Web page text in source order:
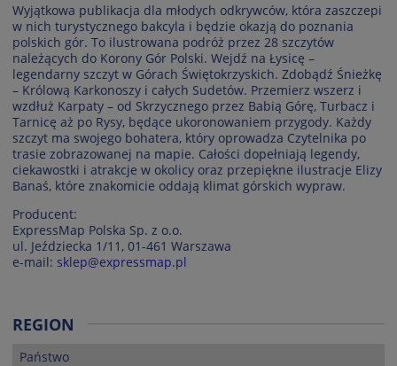
Wyjątkowa publikacja dla młodych odkrywców, która zaszczepi
w nich turystycznego bakcyla i będzie okazją do poznania
polskich gór. To ilustrowana podróż przez 28 szczytów
należących do Korony Gór Polski. Wejdź na Łysicę –
legendarny szczyt w Górach Świętokrzyskich. Zdobądź Śnieżkę
– Królową Karkonoszy i całych Sudetów. Przemierz wszerz i
wzdłuż Karpaty – od Skrzycznego przez Babią Górę, Turbacz i
Tarnicę aż po Rysy, będące ukoronowaniem przygody. Każdy
szczyt ma swojego bohatera, który oprowadza Czytelnika po
trasie zobrazowanej na mapie. Całości dopełniają legendy,
ciekawostki i atrakcje w okolicy oraz przepiękne ilustracje Elizy
Banaś, które znakomicie oddają klimat górskich wypraw.
Producent:
ExpressMap Polska Sp. z o.o.
ul. Jeździecka 1/11, 01-461 Warszawa
e-mail: sklep@expressmap.pl
REGION
Państwo